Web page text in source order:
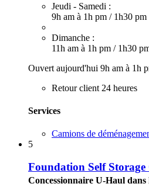
Jeudi - Samedi :
9h am à 1h pm / 1h30 pm
Dimanche :
11h am à 1h pm / 1h30
Ouvert aujourd'hui 9h am à 1h
Retour client 24 heures
Services
Camions de
5
Foundation Self
Concessionnaire U-Haul dans